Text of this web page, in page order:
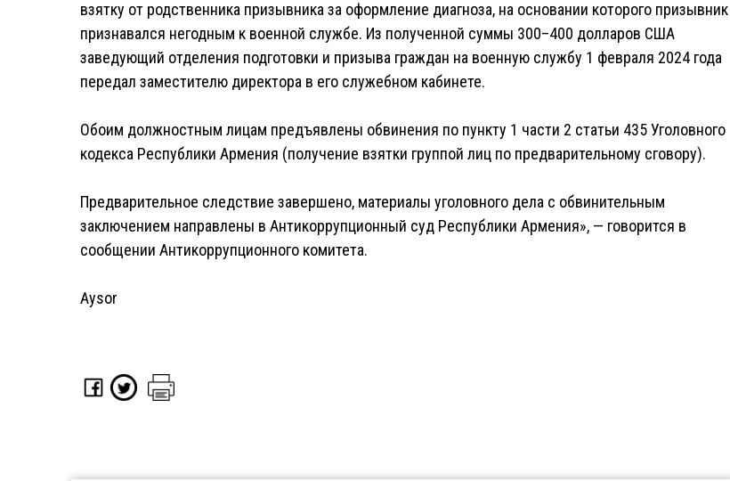
взятку от родственника призывника за оформление диагноза, на основании которого призывник
признавался негодным к военной службе. Из полученной суммы 300–400 долларов США
заведующий отделения подготовки и призыва граждан на военную службу 1 февраля 2024 года
передал заместителю директора в его служебном кабинете.
Обоим должностным лицам предъявлены обвинения по пункту 1 части 2 статьи 435 Уголовного
кодекса Республики Армения (получение взятки группой лиц по предварительному сговору).
Предварительное следствие завершено, материалы уголовного дела с обвинительным
заключением направлены в Антикоррупционный суд Республики Армения», — говорится в
сообщении Антикоррупционного комитета.
Aysor